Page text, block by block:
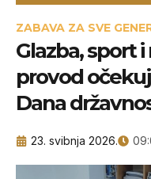
ZABAVA ZA SVE
Glazba, sport
provod
Dana
23. svibnja 2026.